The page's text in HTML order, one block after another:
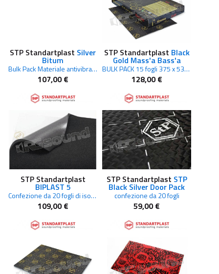
STP Standartplast Silver
Bitum
Bulk Pack Materiale antivibrante bituminoso multistrato per insonorizzazione automotive
107,00 €
STP Standartplast Black
Gold Mass'a Bass'a
BULK PACK 15 fogli 375 x 530 mm
128,00 €
STP Standartplast
BIPLAST 5
Confezione da 20 fogli di isolante termico 375 x 500mm, spessore 5mm
109,00 €
STP Standartplast STP
Black Silver Door Pack
confezione da 20 fogli
59,00 €